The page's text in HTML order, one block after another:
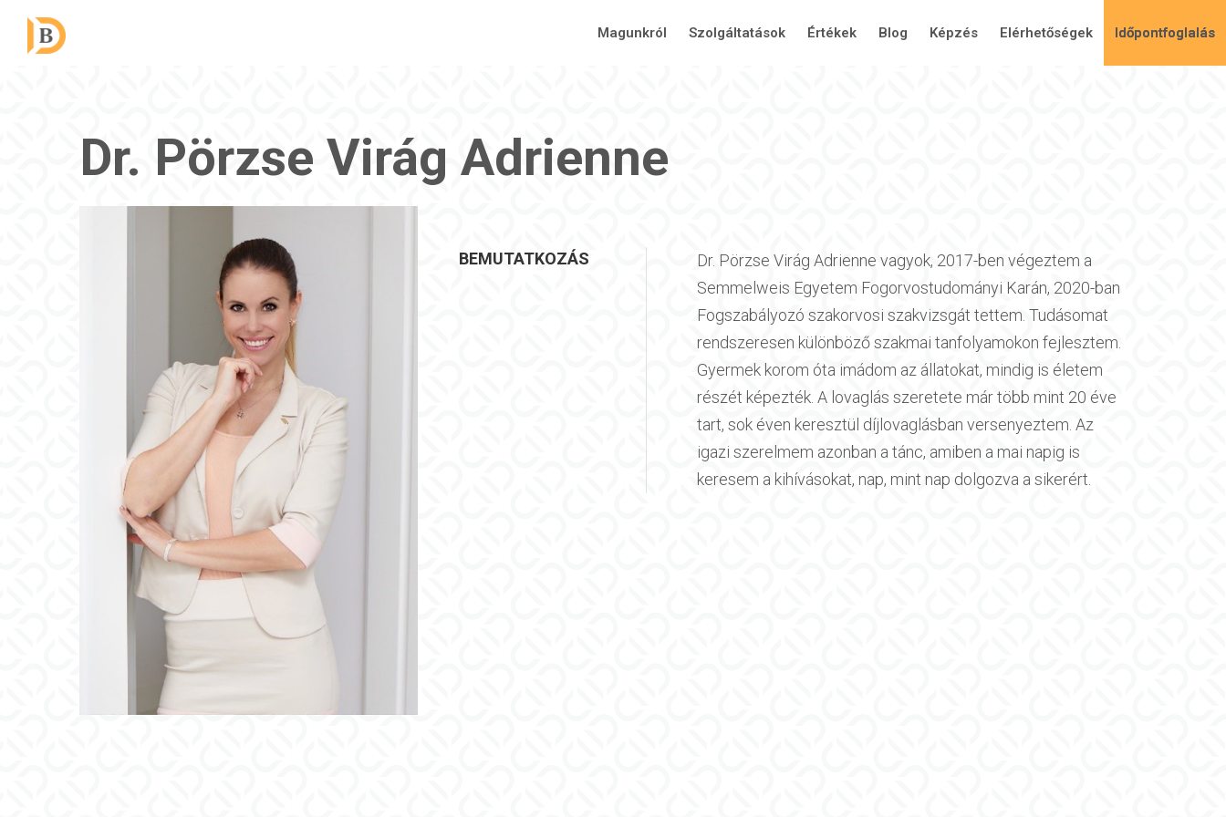
Magunkról Szolgáltatások Értékek Blog Képzés Elérhetőségek Időpontfoglalás
Dr. Pörzse Virág Adrienne
BEMUTATKOZÁS
Dr. Pörzse Virág Adrienne vagyok, 2017-ben végeztem a
Semmelweis Egyetem Fogorvostudományi Karán, 2020-ban
Fogszabályozó szakorvosi szakvizsgát tettem. Tudásomat
rendszeresen különböző szakmai tanfolyamokon fejlesztem.
Gyermek korom óta imádom az állatokat, mindig is életem
részét képezték. A lovaglás szeretete már több mint 20 éve
tart, sok éven keresztül díjlovaglásban versenyeztem. Az
igazi szerelmem azonban a tánc, amiben a mai napig is
keresem a kihívásokat, nap, mint nap dolgozva a sikerért.